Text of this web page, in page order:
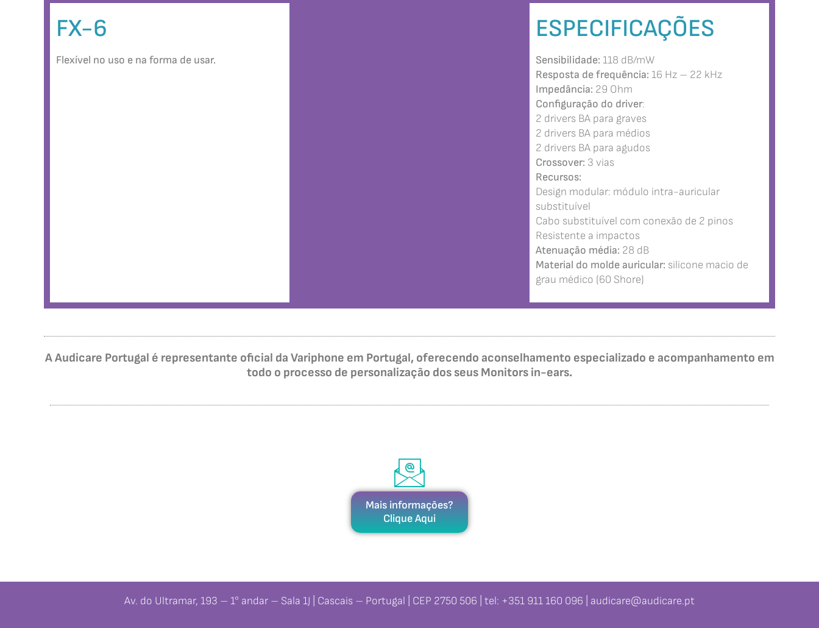
FX-6
Flexível no uso e na forma de usar.
ESPECIFICAÇÕES
Sensibilidade: 118 dB/mW
Resposta de frequência: 16 Hz – 22 kHz
Impedância: 29 Ohm
Configuração do driver:
2 drivers BA para graves
2 drivers BA para médios
2 drivers BA para agudos
Crossover: 3 vias
Recursos:
Design modular: módulo intra-auricular
substituível
Cabo substituível com conexão de 2 pinos
Resistente a impactos
Atenuação média: 28 dB
Material do molde auricular: silicone macio de
grau médico (60 Shore)
A Audicare Portugal é representante oficial da Variphone em Portugal, oferecendo aconselhamento especializado e acompanhamento em
todo o processo de personalização dos seus Monitors in-ears.
Mais informações?
Clique Aqui
Av. do Ultramar, 193 – 1° andar – Sala 1J | Cascais – Portugal | CEP 2750 506 | tel: +351 911 160 096 | audicare@audicare.pt